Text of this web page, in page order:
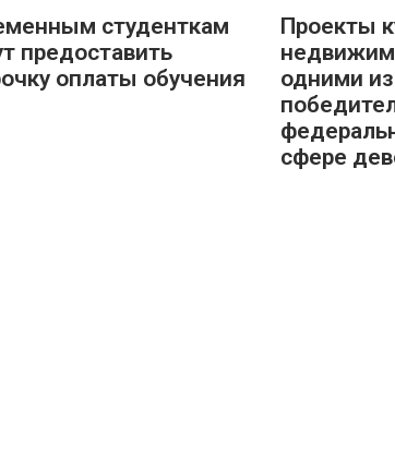
студенткам
предоставить
оплаты обучения
Проекты
одними
сфере